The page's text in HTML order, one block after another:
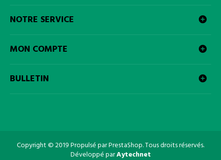
NOTRE SERVICE
MON COMPTE
BULLETIN
Copyright © 2019 Propulsé par PrestaShop. Tous droits réservés.
Développé parAytechnet